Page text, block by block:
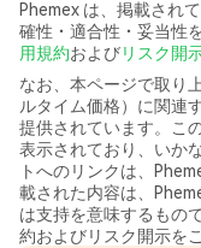
Phemex は、掲載され
確性・適合性・妥当性
用規約およびリスク開
なお、本ページで取り
ルタイム価格）に関連
提供されています。こ
表示されており、いか
トへのリンクは、
載された内容は、
は支持を意味するもの
約およびリスク開示を